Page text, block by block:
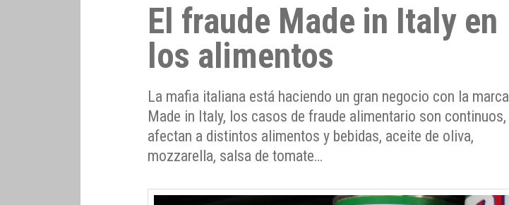
El fraude Made in Italy en
los alimentos
La mafia italiana está haciendo un gran negocio con la marca
Made in Italy, los casos de fraude alimentario son continuos,
afectan a distintos alimentos y bebidas, aceite de oliva,
mozzarella, salsa de tomate…